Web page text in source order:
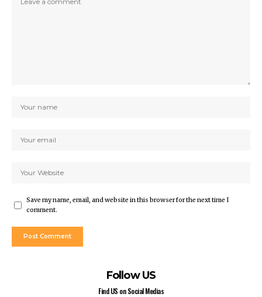
Save my name, email, and website in this browser for the next time I
comment.
Follow US
Find US on Social Medias